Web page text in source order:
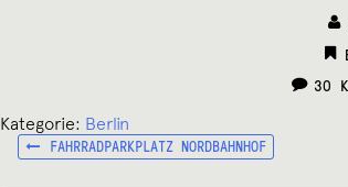
30
Kategorie: Berlin
Beitragsnavigation
VORHERIGER
BEITRAG:
FAHRRADPARKPLATZ NORDBAHNHOF